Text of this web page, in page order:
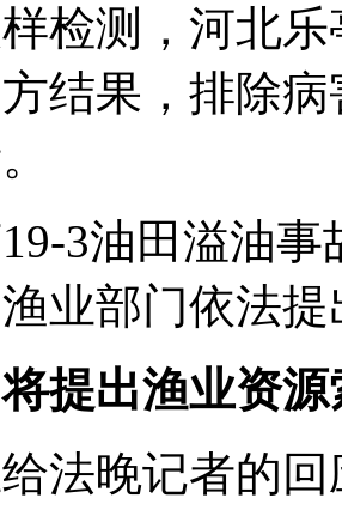
检测，河北
结果，排除
3油田溢油
业部门依法
提出渔业资源
法晚记者的